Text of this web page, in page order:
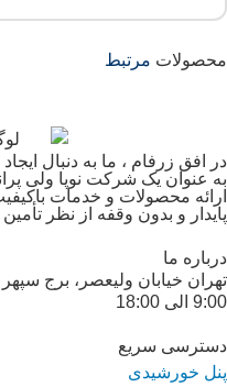
محصولات مرتبط
در افق زرفام ، ما به دنبال
به عنوان یک شرکت نوپا ولی
ارائه محصولات و خدمات
پایدار و بدون وقفه از نظر
درباره ما
تهران خیابان ولیعصر، برج
9:00 الی 18:00
دسترسی سریع
پنل خورشیدی